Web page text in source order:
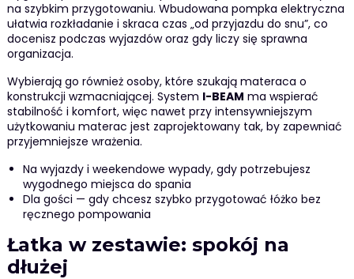
na szybkim przygotowaniu. Wbudowana pompka elektryczna
ułatwia rozkładanie i skraca czas „od przyjazdu do snu”, co
docenisz podczas wyjazdów oraz gdy liczy się sprawna
organizacja.
Wybierają go również osoby, które szukają materaca o
konstrukcji wzmacniającej. System I-BEAM ma wspierać
stabilność i komfort, więc nawet przy intensywniejszym
użytkowaniu materac jest zaprojektowany tak, by zapewniać
przyjemniejsze wrażenia.
Na wyjazdy i weekendowe wypady, gdy potrzebujesz
wygodnego miejsca do spania
Dla gości — gdy chcesz szybko przygotować łóżko bez
ręcznego pompowania
Łatka w zestawie: spokój na
dłużej